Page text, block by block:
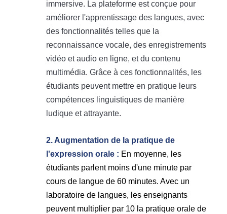
immersive. La plateforme est conçue pour
améliorer l'apprentissage des langues, avec
des fonctionnalités telles que la
reconnaissance vocale, des enregistrements
vidéo et audio en ligne, et du contenu
multimédia. Grâce à ces fonctionnalités, les
étudiants peuvent mettre en pratique leurs
compétences linguistiques de manière
ludique et attrayante.
2. Augmentation de la pratique de
l'expression orale : En moyenne, les
étudiants parlent moins d'une minute par
cours de langue de 60 minutes. Avec un
laboratoire de langues, les enseignants
peuvent multiplier par 10 la pratique orale de